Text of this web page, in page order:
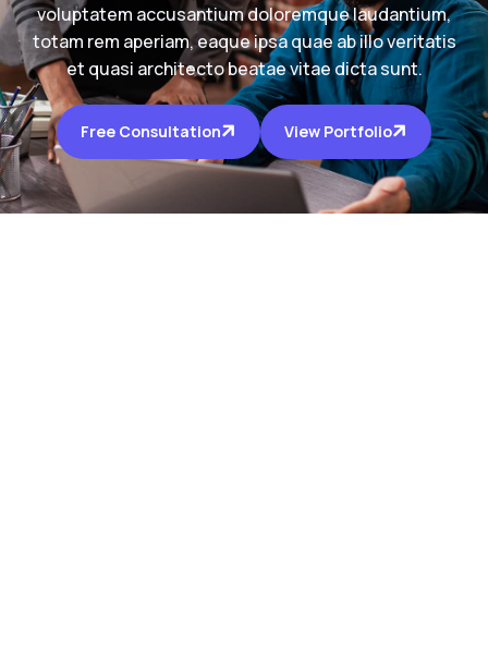
voluptatem accusantium doloremque laudantium,
totam rem aperiam, eaque ipsa quae ab illo veritatis
et quasi architecto beatae vitae dicta sunt.
Free Consultation View Portfolio